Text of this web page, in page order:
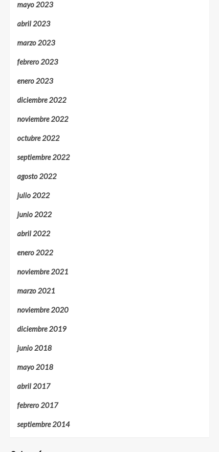
mayo 2023
abril 2023
marzo 2023
febrero 2023
enero 2023
diciembre 2022
noviembre 2022
octubre 2022
septiembre 2022
agosto 2022
julio 2022
junio 2022
abril 2022
enero 2022
noviembre 2021
marzo 2021
noviembre 2020
diciembre 2019
junio 2018
mayo 2018
abril 2017
febrero 2017
septiembre 2014